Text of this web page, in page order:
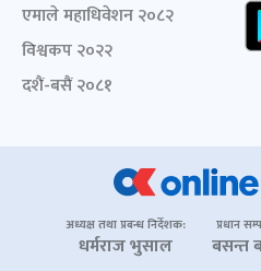
एमाले महाधिवेशन २०८२
विश्वकप २०२२
दशैं-बसैं २०८१
अध्यक्ष तथा प्रबन्ध निर्देशक:
धर्मराज भुसाल
प्रधान
बसन्त